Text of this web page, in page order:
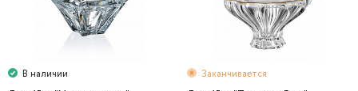
В наличии
Заканчивается